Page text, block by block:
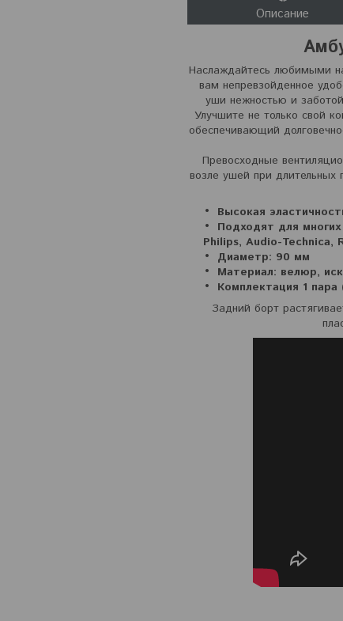
Описание
Наслаждайтесь любимыми
вам непревзойденное
уши нежностью и
Улучшите не только свой
обеспечивающий
Превосходные
возле ушей при длительных
Высокая
Подходят для
Philips, Audio-Technica,
Диаметр: 90 мм
Материал: велюр,
Комплектация 1
Задний борт